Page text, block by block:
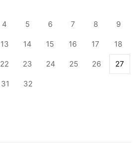
4 5 6 7 8 9
13 14 15 16 17 18
22 23 24 25 26 27
31 32